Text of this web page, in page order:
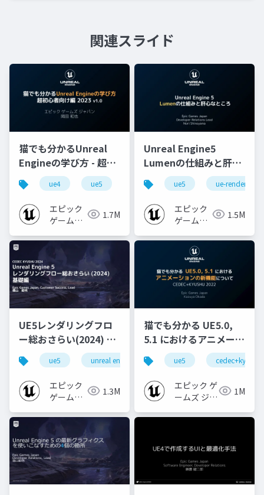
関連スライド
猫でも分かるUnreal
Engineの学び方 - 超初
心者向け編 - 2023 v1.0
ue4 ue5 ue-beginner
エピック
ゲームズ
1.7M
Unreal Engine5
Lumenの仕組みと肝心
なところ
ue5 ue-rendering
エピック
ゲームズ
1.5M
UE5レンダリングフロ
ー総おさらい(2024) 基
礎編！
[CEDEC+KYUSHU
2024]
ue5 unreal engine ue-rendering
エピック
ゲームズ
1.3M
猫でも分かる UE5.0,
5.1 におけるアニメーシ
ョンの新機能について
【CEDEC+KYUSHU
2022】
ue5 cedec+kyushu
エピック ゲ
ームズ ジャ
1M